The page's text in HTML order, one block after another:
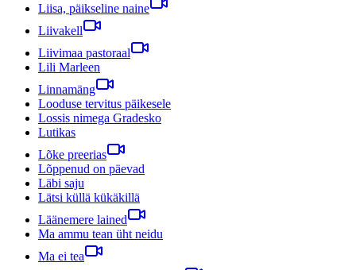
Liisa, päikseline naine
Liivakell
Liivimaa pastoraal
Lili Marleen
Linnamäng
Looduse tervitus päikesele
Lossis nimega Gradesko
Lutikas
Lõke preerias
Lõppenud on päevad
Läbi saju
Lätsi küllä kükäkillä
Läänemere lained
Ma ammu tean üht neidu
Ma ei tea